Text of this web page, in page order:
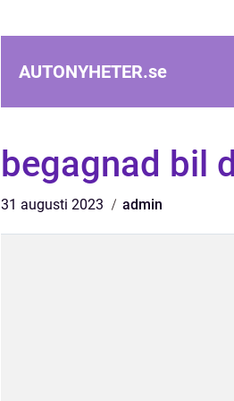
AUTONYHETER.se
begagnad bil
31 augusti 2023 admin